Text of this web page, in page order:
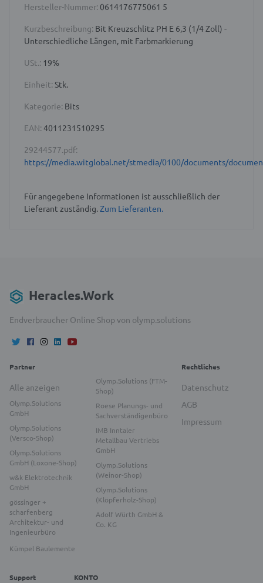
Hersteller-Nummer: 0614176775061 5
Kurzbeschreibung: Bit Kreuzschlitz PH E 6,3 (1/4 Zoll) -
Unterschiedliche Längen, mit Farbmarkierung
USt.: 19%
Einheit: Stk.
Kategorie: Bits
EAN: 4011231510295
29244577.pdf:
https://media.witglobal.net/stmedia/0100/documents/
Für angegebene Informationen ist ausschließlich der
Lieferant zuständig.Zum Lieferanten.
Heracles.Work
Endverbraucher Online Shop von olymp.solutions
Partner
Alle anzeigen
Olymp.Solutions
GmbH
Olymp.Solutions
(Versco-Shop)
Olymp.Solutions
GmbH (Loxone-Shop)
w&k Elektrotechnik
GmbH
gössinger +
scharfenberg
Architektur- und
Ingenieurbüro
Kümpel Baulemente
Olymp.Solutions (FTM-
Shop)
Roese Planungs- und
Sachverständigenbüro
IMB Inntaler
Metallbau Vertriebs
GmbH
Olymp.Solutions
(Weinor-Shop)
Olymp.Solutions
(Klöpferholz-Shop)
Adolf Würth GmbH &
Co. KG
Rechtliches
Datenschutz
AGB
Impressum
Support KONTO